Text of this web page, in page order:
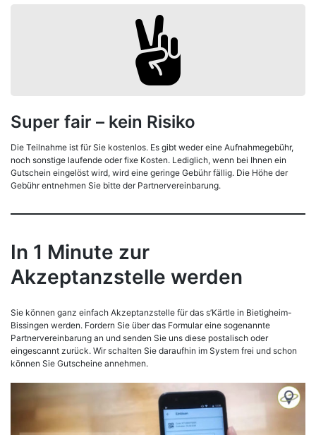
Super fair – kein Risiko
Die Teilnahme ist für Sie kostenlos. Es gibt weder eine Aufnahmegebühr,
noch sonstige laufende oder fixe Kosten. Lediglich, wenn bei Ihnen ein
Gutschein eingelöst wird, wird eine geringe Gebühr fällig. Die Höhe der
Gebühr entnehmen Sie bitte der Partnervereinbarung.
In 1 Minute zur
Akzeptanzstelle werden
Sie können ganz einfach Akzeptanzstelle für das s’Kärtle in Bietigheim-
Bissingen werden. Fordern Sie über das Formular eine sogenannte
Partnervereinbarung an und senden Sie uns diese postalisch oder
eingescannt zurück. Wir schalten Sie daraufhin im System frei und schon
können Sie Gutscheine annehmen.